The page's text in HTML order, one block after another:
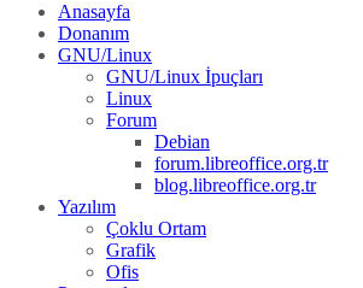
Anasayfa
Donanım
GNU/Linux
GNU/Linux İpuçları
Linux
Forum
Debian
forum.libreoffice.org.tr
blog.libreoffice.org.tr
Yazılım
Çoklu Ortam
Grafik
Ofis